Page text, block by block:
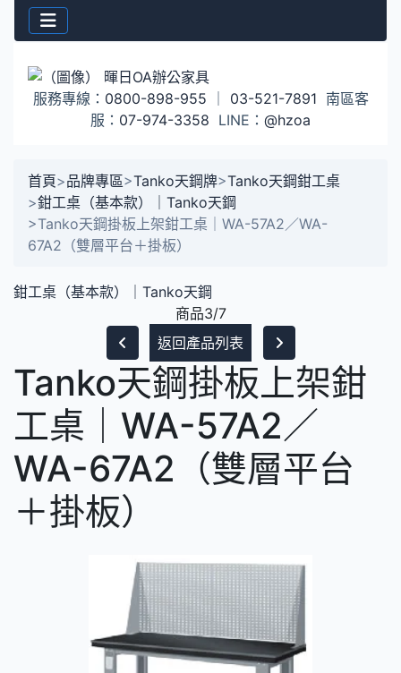
服務專線： 0800-898-955 03-521-7891 南區客
服： 07-974-3358 LINE： @hzoa
首頁>品牌專區>Tanko天鋼牌>Tanko天鋼鉗工桌
>鉗工桌（基本款）｜Tanko天鋼
>Tanko天鋼掛板上架鉗工桌｜WA-57A2／WA-
67A2（雙層平台＋掛板）
鉗工桌（基本款）｜Tanko天鋼
商品3/7
返回產品列表
Tanko天鋼掛板上架鉗
工桌｜WA-57A2／
WA-67A2（雙層平台
＋掛板）